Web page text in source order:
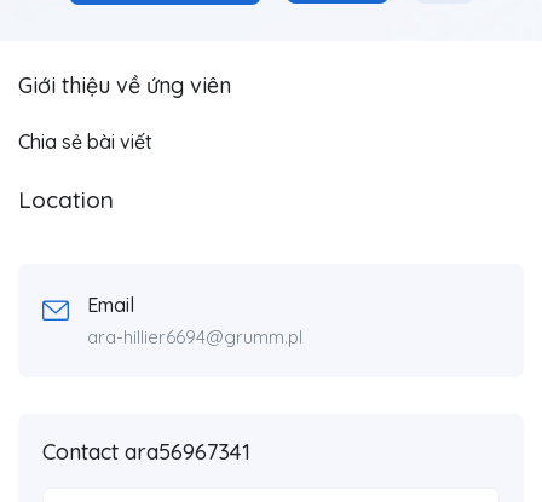
Giới thiệu về ứng viên
Chia sẻ bài viết
Location
Email
ara-hillier6694@grumm.pl
Contact ara56967341